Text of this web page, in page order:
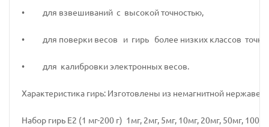
• для взвешиваний с высокой точностью,
• для поверки весов и гирь более низких классов
• для калибровки электронных весов.
Характеристика гирь: Изготовлены из немагнитной
Набор гирь Е2 (1 мг-200 г) 1мг, 2мг, 5мг, 10мг, 20мг, 50мг,